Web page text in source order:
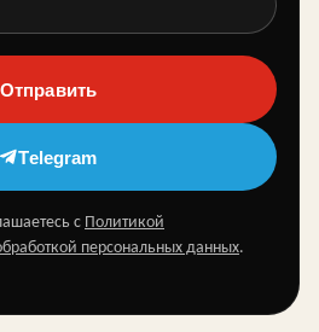
Отправить
Telegram
с Политикой
персональных данных.